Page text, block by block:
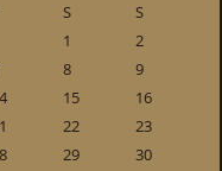
S
S
1
2
8
9
15
16
22
23
29
30